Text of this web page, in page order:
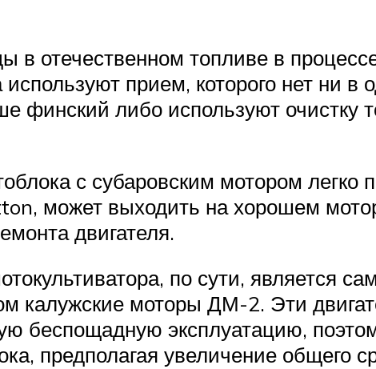
в отечественном топливе в
прием, которого нет ни в
финский либо используют очистку
с субаровским мотором легко
может выходить на хорошем
двигателя.
по сути, является
калужские моторы ДМ-2. Эти
беспощадную эксплуатацию,
предполагая увеличение общего